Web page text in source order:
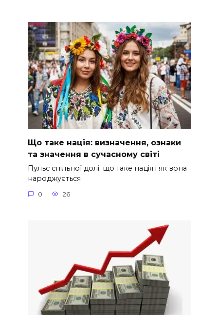
Що таке нація: визначення, ознаки
та значення в сучасному світі
Пульс спільної долі: що таке нація і як вона
народжується
0 26